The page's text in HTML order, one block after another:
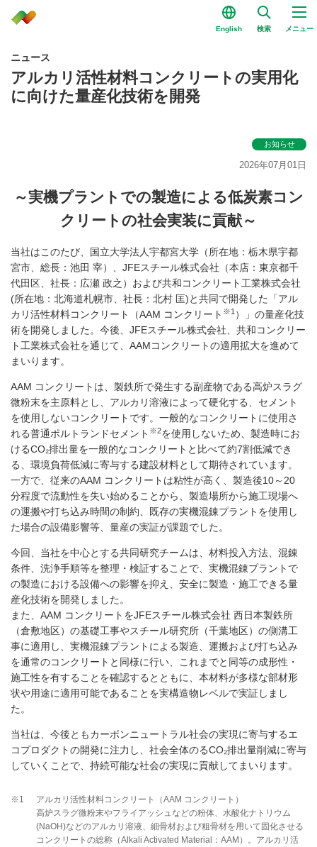
English 検索 メニュー
ニュース
アルカリ活性材料コンクリートの実用化
に向けた量産化技術を開発
お知らせ
2026年07月01日
～実機プラントでの製造による低炭素コン
クリートの社会実装に貢献～
当社はこのたび、国立大学法人宇都宮大学（所在地：栃木県宇都
宮市、総長：池田 宰）、JFEスチール株式会社（本店 ： 東京都千
代田区 、社長： 広瀬 政之 ）および共和コンクリート工業株式会社
(所在地：北海道札幌市、社長：北村 匡)と共同で開発した「アル
カリ活性材料コンクリート（AAM コンクリート ※1 ）」の量産化技
術を開発しました。今後、JFEスチール株式会社、共和コンクリー
ト工業株式会社を通じて、AAMコンクリートの適用拡大を進めて
まいります。
AAM コンクリートは、製鉄所で発生する副産物である高炉スラグ
微粉末を主原料とし、アルカリ溶液によって硬化する、セメント
を使用しないコンクリートです。一般的なコンクリートに使用さ
れる普通ポルトランドセメント ※2を使用しないため、製造時にお
けるCO₂排出量を一般的なコンクリートと比べて約7割低減でき
る、環境負荷低減に寄与する建設材料として期待されています。
一方で、従来のAAM コンクリートは粘性が高く、製造後10～20
分程度で流動性を失い始めることから、製造場所から施工現場へ
の運搬や打ち込み時間の制約、既存の実機混錬プラントを使用し
た場合の設備影響等、量産の実証が課題でした。
今回、当社を中心とする共同研究チームは、材料投入方法、混錬
条件、洗浄手順等を整理・検証することで、実機混錬プラントで
の製造における設備への影響を抑え、安全に製造・施工できる量
産化技術を開発しました。
また、AAM コンクリートをJFEスチール株式会社 西日本製鉄所
（倉敷地区）の基礎工事やスチール研究所（千葉地区）の側溝工
事に適用し、実機混錬プラントによる製造、運搬および打ち込み
を通常のコンクリートと同様に行い、これまでと同等の成形性・
施工性を有することを確認するとともに、本材料が多様な部材形
状や用途に適用可能であることを実構造物レベルで実証しまし
た。
当社は、今後ともカーボンニュートラル社会の実現に寄与するエ
コプロダクトの開発に注力し、社会全体のるCO₂排出量削減に寄与
していくことで、持続可能な社会の実現に貢献してまいります。
※1
アルカリ活性材料コンクリート（AAM コンクリート）
高炉スラグ微粉末やフライアッシュなどの粉体、水酸化ナトリウム
(NaOH)などのアルカリ溶液、細骨材および粗骨材を用いて固化させる
コンクリートの総称（Alkali Activated Material：AAM）。アルカリ活